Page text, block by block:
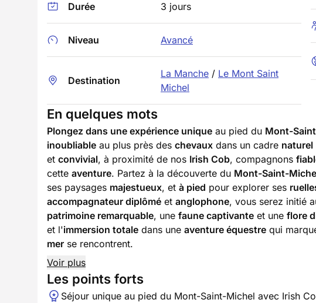
Durée 3 jours
Niveau Avancé
Destination
La Manche / Le Mont Saint
Michel
En quelques mots
Plongez dans une expérience unique au pied du Mont-
inoubliable au plus près des chevaux dans un cadre naturel
et convivial, à proximité de nos Irish Cob, compagnons
cette aventure. Partez à la découverte du Mont-Saint-
ses paysages majestueux, et à pied pour explorer ses
accompagnateur diplômé et anglophone, vous serez initié
patrimoine remarquable, une faune captivante et une flore
et l'immersion totale dans une aventure équestre qui
mer se rencontrent.
Voir plus
Les points forts
Séjour unique au pied du Mont-Saint-Michel avec Irish